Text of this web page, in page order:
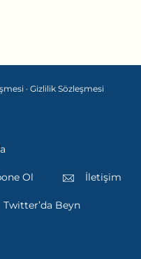
· Gizlilik Sözleşmesi
Ol İletişim
Twitter’da Beyn